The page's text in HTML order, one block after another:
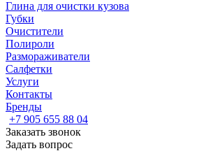
Глина для очистки кузова
Губки
Очистители
Полироли
Размораживатели
Салфетки
Услуги
Контакты
Бренды
+7 905 655 88 04
Заказать звонок
Задать вопрос